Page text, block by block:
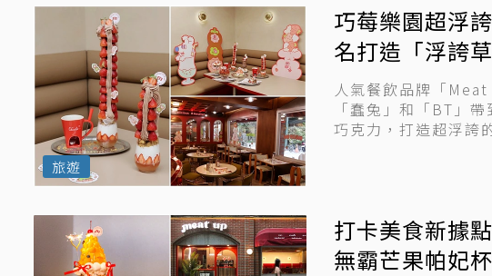
巧莓樂園超浮
名打造「浮誇
人氣餐飲品牌「
「蠢兔」和「BT」
巧克力，打造超浮誇
旅遊
打卡美食新據
無霸芒果帕妃